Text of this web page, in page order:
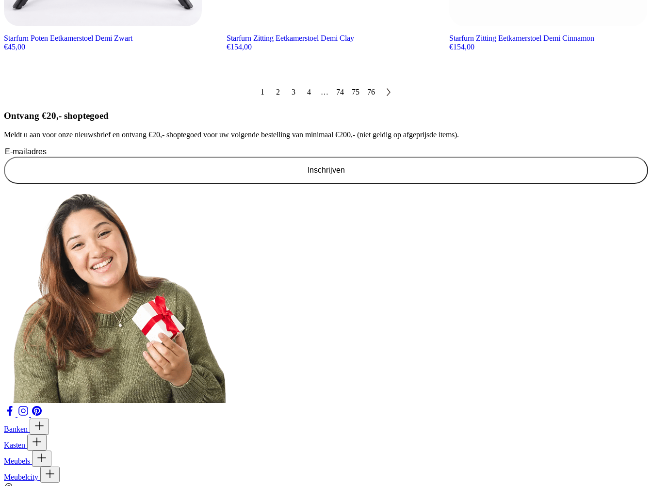
Starfurn Poten Eetkamerstoel Demi Zwart
€45,00
Starfurn Zitting Eetkamerstoel Demi Clay
€154,00
Starfurn Zitting Eetkamerstoel Demi Cinnamon
€154,00
1 2 3 4 … 74 75 76
Ontvang €20,- shoptegoed
Meldt u aan voor onze nieuwsbrief en ontvang €20,- shoptegoed voor uw volgende bestelling van minimaal €200,- (niet geldig op afgeprijsde items).
Inschrijven
Banken
Kasten
Meubels
Meubelcity